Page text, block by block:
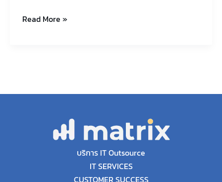
Read More »
บริการ IT Outsource
IT SERVICES